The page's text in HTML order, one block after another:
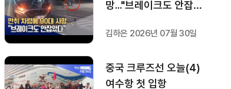
망..."브레이크도 안잡았
김하은 2026년 07월 30일
중국 크루즈선 오늘(4)
여수항 첫 입항